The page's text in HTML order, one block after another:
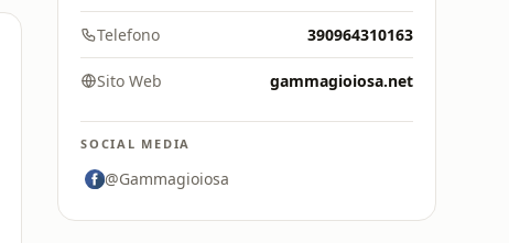
Telefono 390964310163
Sito Web gammagioiosa.net
SOCIAL MEDIA
@Gammagioiosa